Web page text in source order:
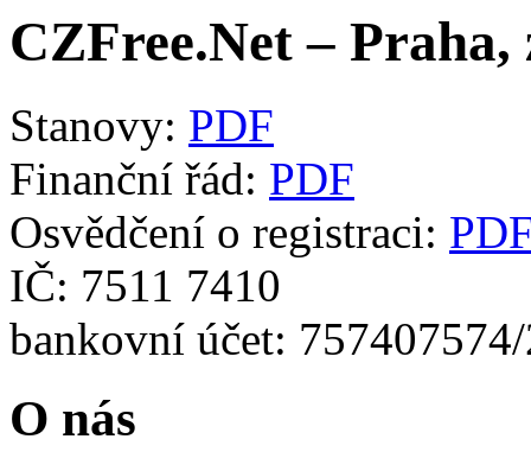
CZFree.Net – Praha,
Stanovy: PDF
Finanční řád: PDF
Osvědčení o registraci:
IČ: 7511 7410
bankovní účet:
O nás